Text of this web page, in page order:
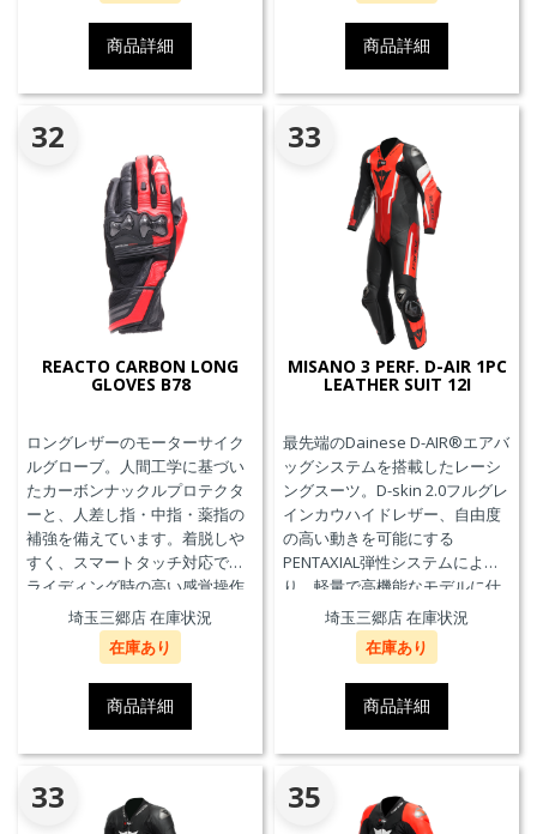
商品詳細 商品詳細
32
REACTO CARBON LONG
GLOVES B78
ロングレザーのモーターサイク
ルグローブ。人間工学に基づい
たカーボンナックルプロテクタ
ーと、人差し指・中指・薬指の
補強を備えています。着脱しや
すく、スマートタッチ対応で、
ライディング時の高い感覚操作
性と抜群の快適性を実現。
埼玉三郷店 在庫状況
在庫あり
商品詳細
33
MISANO 3 PERF. D-AIR 1PC
LEATHER SUIT 12I
最先端のDainese D-AIR®エアバ
ッグシステムを搭載したレーシ
ングスーツ。D-skin 2.0フルグレ
インカウハイドレザー、自由度
の高い動きを可能にする
PENTAXIAL弾性システムによ
り、軽量で高機能なモデルに仕
上がっています。また、エアバ
ッグ本体が最大3回の起爆まで繰
り返し利用可能なTriple-
Activation D-air®Racing エアバ
ッグを搭載しています。※別途
ジェネレーター(ガス発生器本体)
の交換が必要です。
埼玉三郷店 在庫状況
在庫あり
商品詳細
33 35